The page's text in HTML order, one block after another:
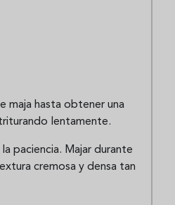
maja hasta obtener una
lentamente.
paciencia. Majar durante
cremosa y densa tan